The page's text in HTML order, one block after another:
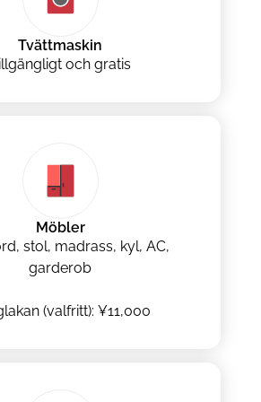
Tvättmaskin
och gratis
Möbler
stol, madrass, kyl, AC,
garderob
(valfritt): ¥11,000